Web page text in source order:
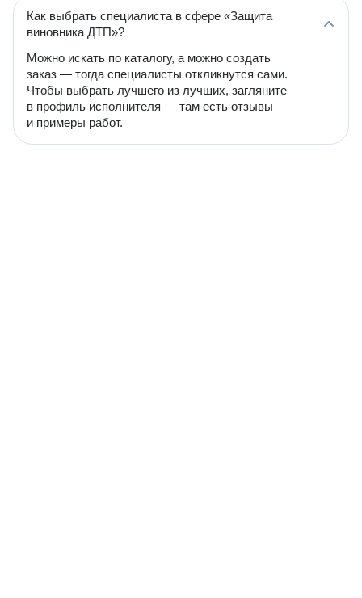
Как выбрать специалиста в сфере «Защита
виновника ДТП»?
Можно искать по каталогу, а можно создать
заказ — тогда специалисты откликнутся сами.
Чтобы выбрать лучшего из лучших, загляните
в профиль исполнителя — там есть отзывы
и примеры работ.